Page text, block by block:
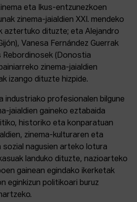
eta Ikus-entzunezkoen
zinema-jaialdien XXI. mendeko
aztertuko dituzte; eta Alejandro
Vanesa Fernández Guerrak
Rebordinosek (Donostia
zinema-jaialdien
izango dituzte hizpide.
industriako profesionalen bilgune
jaialdien gaineko eztabaida
historiko eta konparatuan
zinema-kulturaren eta
nagusien arteko lotura
landuko dituzte, nazioarteko
gainean egindako ikerketak
eginkizun politikoari buruz